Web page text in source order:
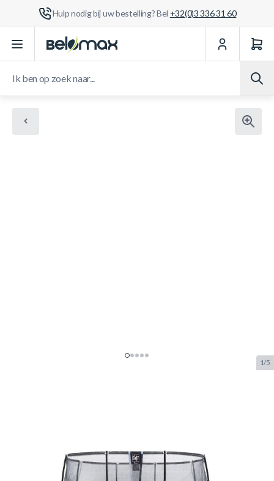
Hulp nodig bij uw bestelling? Bel +32(0)3 336 31 60
Ga naar de inhoud
1/5
Economy veiligheidsnet - zwart
EXIT.09.30.72.00 Merk: Exit Toys